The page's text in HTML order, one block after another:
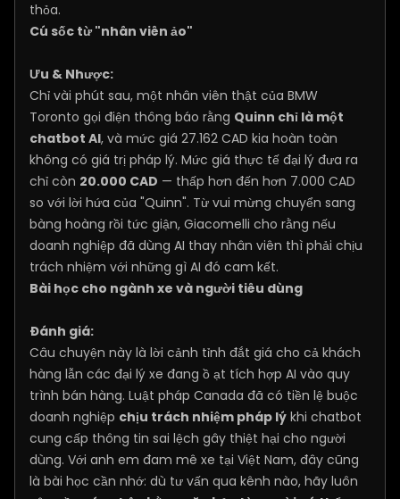
thỏa.
Cú sốc từ "nhân viên ảo"
Ưu & Nhược:
Chỉ vài phút sau, một nhân viên thật của BMW
Toronto gọi điện thông báo rằng Quinn chỉ là một
chatbot AI, và mức giá 27.162 CAD kia hoàn toàn
không có giá trị pháp lý. Mức giá thực tế đại lý đưa ra
chỉ còn 20.000 CAD — thấp hơn đến hơn 7.000 CAD
so với lời hứa của "Quinn". Từ vui mừng chuyển sang
bàng hoàng rồi tức giận, Giacomelli cho rằng nếu
doanh nghiệp đã dùng AI thay nhân viên thì phải chịu
trách nhiệm với những gì AI đó cam kết.
Bài học cho ngành xe và người tiêu dùng
Đánh giá:
Câu chuyện này là lời cảnh tỉnh đắt giá cho cả khách
hàng lẫn các đại lý xe đang ồ ạt tích hợp AI vào quy
trình bán hàng. Luật pháp Canada đã có tiền lệ buộc
doanh nghiệp chịu trách nhiệm pháp lý khi chatbot
cung cấp thông tin sai lệch gây thiệt hại cho người
dùng. Với anh em đam mê xe tại Việt Nam, đây cũng
là bài học cần nhớ: dù tư vấn qua kênh nào, hãy luôn